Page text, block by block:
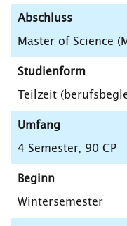
Abschluss
Master of Science
Studienform
Teilzeit
Umfang
4 Semester, 90 CP
Beginn
Wintersemester